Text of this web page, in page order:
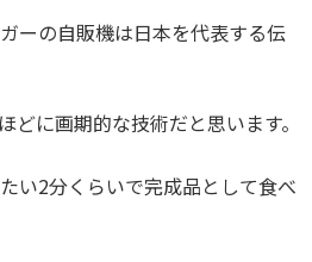
ーの自販機は日本を代表する伝
どに画期的な技術だと思います。
い2分くらいで完成品として食べ